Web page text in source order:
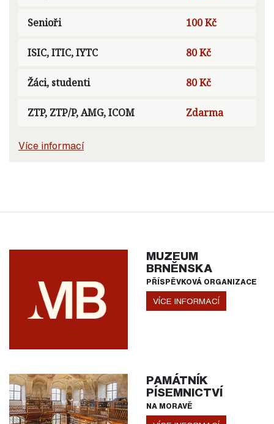
Senioři 100 Kč
ISIC, ITIC, IYTC 80 Kč
Žáci, studenti 80 Kč
ZTP, ZTP/P, AMG, ICOM Zdarma
Více informací
MUZEUM
BRNĚNSKA
PŘÍSPĚVKOVÁ ORGANIZACE
VÍCE INFORMACÍ
PAMÁTNÍK
PÍSEMNICTVÍ
NA MORAVĚ